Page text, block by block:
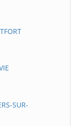
SUR-